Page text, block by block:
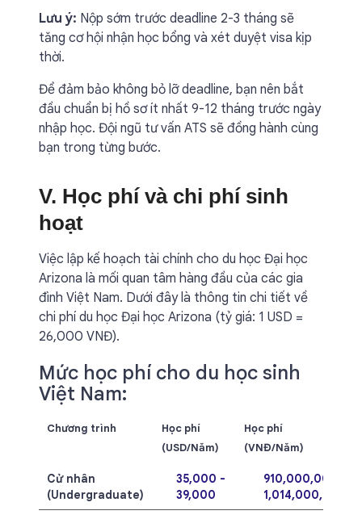
Lưu ý: Nộp sớm trước deadline 2-3 tháng sẽ
tăng cơ hội nhận học bổng và xét duyệt visa kịp
thời.
Để đảm bảo không bỏ lỡ deadline, bạn nên bắt
đầu chuẩn bị hồ sơ ít nhất 9-12 tháng trước ngày
nhập học. Đội ngũ tư vấn ATS sẽ đồng hành cùng
bạn trong từng bước.
V. Học phí và chi phí sinh
hoạt
Việc lập kế hoạch tài chính cho du học Đại học
Arizona là mối quan tâm hàng đầu của các gia
đình Việt Nam. Dưới đây là thông tin chi tiết về
chi phí du học Đại học Arizona (tỷ giá: 1 USD =
26,000 VNĐ).
Mức học phí cho du học sinh
Việt Nam:
Chương trình
Học phí
(USD/Năm)
Học phí
(VNĐ/Năm)
Cử nhân
(Undergraduate)
35,000 -
39,000
910,000,000 -
1,014,000,000